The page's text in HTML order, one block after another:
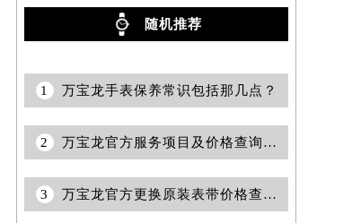
随机推荐
1 万宝龙手表保养常识包括那几点？
2 万宝龙官方服务项目及价格查询｜完整地址及售后热线权威信息通告（2026年7月最新）
3 万宝龙官方更换原装表带价格查询｜服务热线与门店详细地址权威信息公告（2026年7月最新）